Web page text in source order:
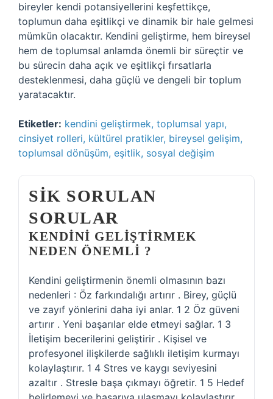
bireyler kendi potansiyellerini keşfettikçe,
toplumun daha eşitlikçi ve dinamik bir hale gelmesi
mümkün olacaktır. Kendini geliştirme, hem bireysel
hem de toplumsal anlamda önemli bir süreçtir ve
bu sürecin daha açık ve eşitlikçi fırsatlarla
desteklenmesi, daha güçlü ve dengeli bir toplum
yaratacaktır.
Etiketler: kendini geliştirmek, toplumsal yapı,
cinsiyet rolleri, kültürel pratikler, bireysel gelişim,
toplumsal dönüşüm, eşitlik, sosyal değişim
SIK SORULAN
SORULAR
KENDINI GELIŞTIRMEK
NEDEN ÖNEMLI ?
Kendini geliştirmenin önemli olmasının bazı
nedenleri : Öz farkındalığı artırır . Birey, güçlü
ve zayıf yönlerini daha iyi anlar. 1 2 Öz güveni
artırır . Yeni başarılar elde etmeyi sağlar. 1 3
İletişim becerilerini geliştirir . Kişisel ve
profesyonel ilişkilerde sağlıklı iletişim kurmayı
kolaylaştırır. 1 4 Stres ve kaygı seviyesini
azaltır . Stresle başa çıkmayı öğretir. 1 5 Hedef